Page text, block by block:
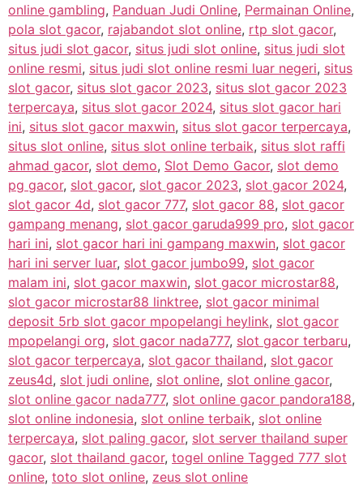
online gambling, Panduan Judi Online, Permainan Online,
pola slot gacor, rajabandot slot online, rtp slot gacor,
situs judi slot gacor, situs judi slot online, situs judi slot
online resmi, situs judi slot online resmi luar negeri, situs
slot gacor, situs slot gacor 2023, situs slot gacor 2023
terpercaya, situs slot gacor 2024, situs slot gacor hari
ini, situs slot gacor maxwin, situs slot gacor terpercaya,
situs slot online, situs slot online terbaik, situs slot raffi
ahmad gacor, slot demo, Slot Demo Gacor, slot demo
pg gacor, slot gacor, slot gacor 2023, slot gacor 2024,
slot gacor 4d, slot gacor 777, slot gacor 88, slot gacor
gampang menang, slot gacor garuda999 pro, slot gacor
hari ini, slot gacor hari ini gampang maxwin, slot gacor
hari ini server luar, slot gacor jumbo99, slot gacor
malam ini, slot gacor maxwin, slot gacor microstar88,
slot gacor microstar88 linktree, slot gacor minimal
deposit 5rb slot gacor mpopelangi heylink, slot gacor
mpopelangi org, slot gacor nada777, slot gacor terbaru,
slot gacor terpercaya, slot gacor thailand, slot gacor
zeus4d, slot judi online, slot online, slot online gacor,
slot online gacor nada777, slot online gacor pandora188,
slot online indonesia, slot online terbaik, slot online
terpercaya, slot paling gacor, slot server thailand super
gacor, slot thailand gacor, togel online Tagged 777 slot
online, toto slot online, zeus slot online